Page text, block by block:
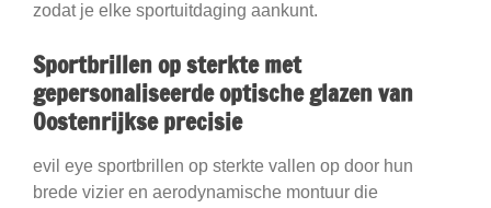
zodat je elke sportuitdaging aankunt.
Sportbrillen op sterkte met
gepersonaliseerde optische glazen van
Oostenrijkse precisie
evil eye sportbrillen op sterkte vallen op door hun
brede vizier en aerodynamische montuur die